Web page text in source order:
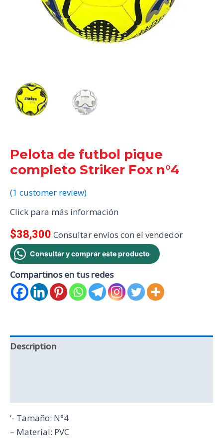
Pelota de futbol pique
completo Striker Fox n°4
(1 customer review)
Click para más información
$38,300 Consultar envíos con el vendedor
Consultar y comprar este producto
Compartinos en tus redes
Description
‘- Tamaño: N°4
– Material: PVC